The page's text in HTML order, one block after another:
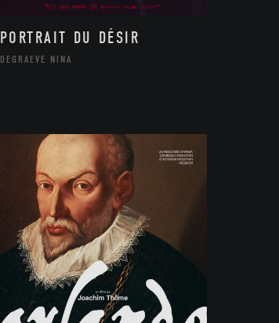
PORTRAIT DU DÉSIR
DEGRAEVE NINA